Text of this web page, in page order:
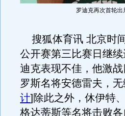
罗迪克再次首轮出
搜狐体育讯 北京时
公开赛第三比赛日继
迪克表现不佳，他激
罗斯名将安德雷夫，
计]除此之外，休伊特
格达蒂斯等名将击败